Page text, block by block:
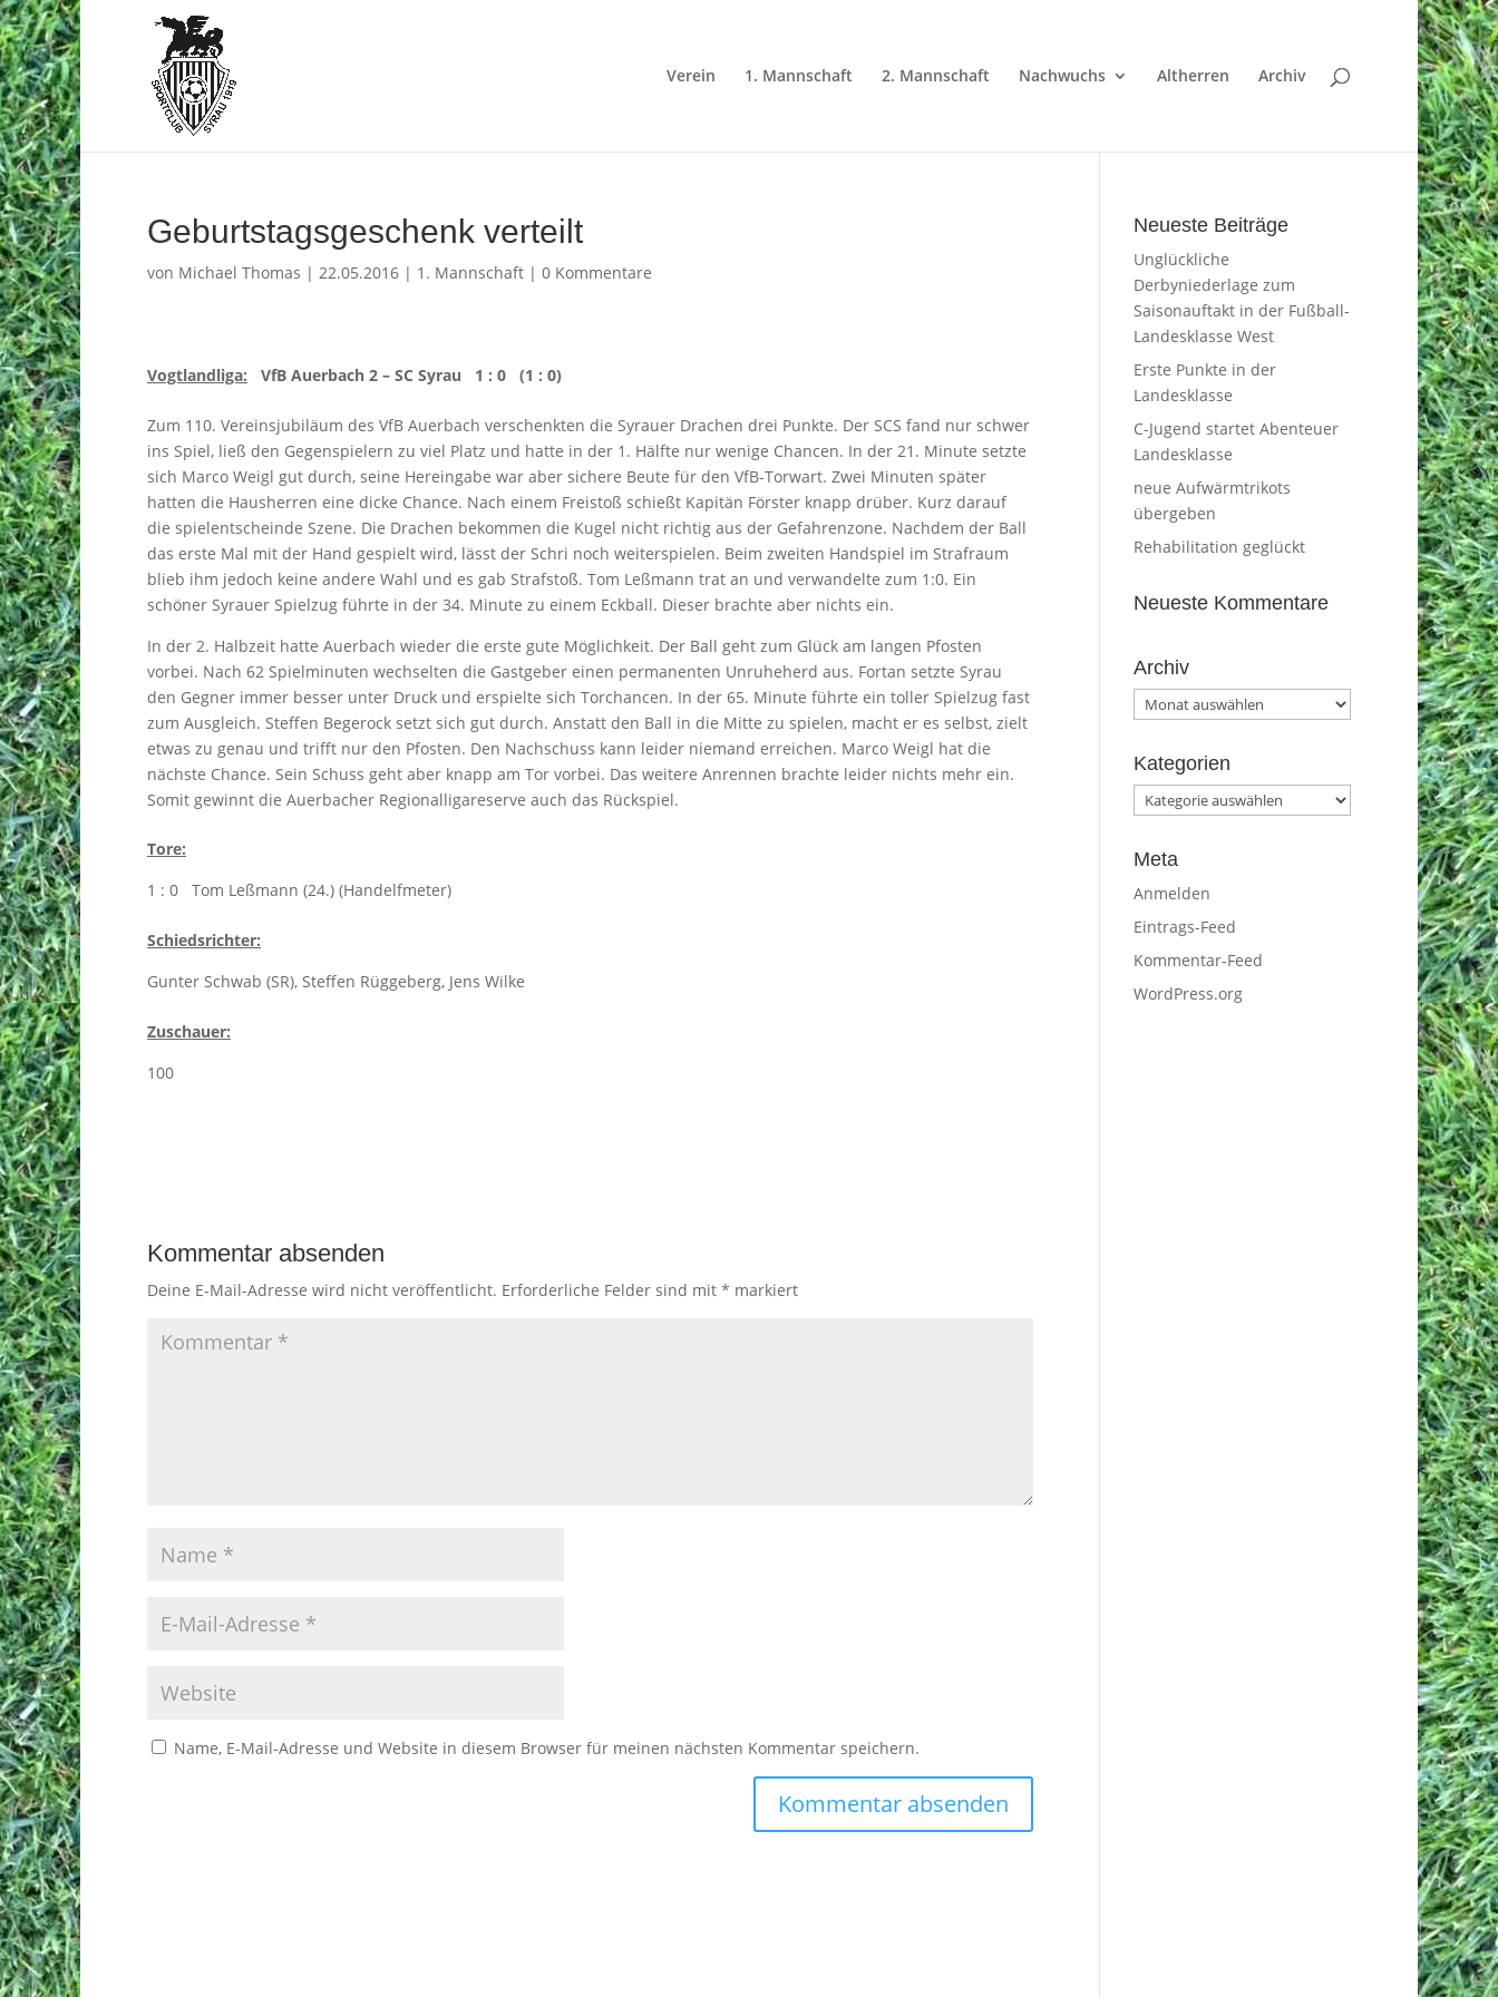
Verein 1. Mannschaft 2. Mannschaft Nachwuchs Altherren Archiv
Geburtstagsgeschenk verteilt
von Michael Thomas | 22.05.2016 | 1. Mannschaft | 0 Kommentare
Vogtlandliga: VfB Auerbach 2 – SC Syrau 1 : 0 (1 : 0)
Zum 110. Vereinsjubiläum des VfB Auerbach verschenkten die Syrauer Drachen drei Punkte. Der SCS fand nur schwer
ins Spiel, ließ den Gegenspielern zu viel Platz und hatte in der 1. Hälfte nur wenige Chancen. In der 21. Minute setzte
sich Marco Weigl gut durch, seine Hereingabe war aber sichere Beute für den VfB-Torwart. Zwei Minuten später
hatten die Hausherren eine dicke Chance. Nach einem Freistoß schießt Kapitän Förster knapp drüber. Kurz darauf
die spielentscheinde Szene. Die Drachen bekommen die Kugel nicht richtig aus der Gefahrenzone. Nachdem der Ball
das erste Mal mit der Hand gespielt wird, lässt der Schri noch weiterspielen. Beim zweiten Handspiel im Strafraum
blieb ihm jedoch keine andere Wahl und es gab Strafstoß. Tom Leßmann trat an und verwandelte zum 1:0. Ein
schöner Syrauer Spielzug führte in der 34. Minute zu einem Eckball. Dieser brachte aber nichts ein.
In der 2. Halbzeit hatte Auerbach wieder die erste gute Möglichkeit. Der Ball geht zum Glück am langen Pfosten
vorbei. Nach 62 Spielminuten wechselten die Gastgeber einen permanenten Unruheherd aus. Fortan setzte Syrau
den Gegner immer besser unter Druck und erspielte sich Torchancen. In der 65. Minute führte ein toller Spielzug fast
zum Ausgleich. Steffen Begerock setzt sich gut durch. Anstatt den Ball in die Mitte zu spielen, macht er es selbst, zielt
etwas zu genau und trifft nur den Pfosten. Den Nachschuss kann leider niemand erreichen. Marco Weigl hat die
nächste Chance. Sein Schuss geht aber knapp am Tor vorbei. Das weitere Anrennen brachte leider nichts mehr ein.
Somit gewinnt die Auerbacher Regionalligareserve auch das Rückspiel.
Tore:
1 : 0 Tom Leßmann (24.) (Handelfmeter)
Schiedsrichter:
Gunter Schwab (SR), Steffen Rüggeberg, Jens Wilke
Zuschauer:
100
Kommentar absenden
Deine E-Mail-Adresse wird nicht veröffentlicht. Erforderliche Felder sind mit * markiert
Name, E-Mail-Adresse und Website in diesem Browser für meinen nächsten Kommentar speichern.
Neueste Beiträge
Unglückliche
Derbyniederlage zum
Saisonauftakt in der Fußball-
Landesklasse West
Erste Punkte in der
Landesklasse
C-Jugend startet Abenteuer
Landesklasse
neue Aufwärmtrikots
übergeben
Rehabilitation geglückt
Neueste Kommentare
Archiv
Archiv
Kategorien
Kategorien
Meta
Anmelden
Eintrags-Feed
Kommentar-Feed
WordPress.org